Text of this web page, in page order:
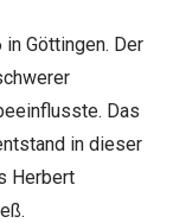
Göttingen. Der
Das
in dieser
Herbert